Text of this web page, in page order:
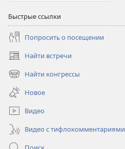
Быстрые ссылки
Попросить о посещении
Найти встречи
(открывается
в
новом
окне)
Найти конгрессы
(открывается
новом
окне)
Новое
Видео
Видео с тифлокомментариями